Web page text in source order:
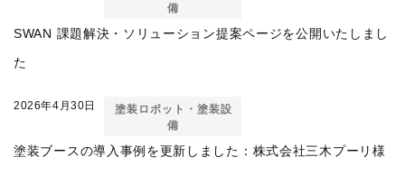
備
SWAN 課題解決・ソリューション提案ページを公開いたしまし
た
2026年4月30日
塗装ロボット・塗装設
備
塗装ブースの導入事例を更新しました：株式会社三木プーリ様